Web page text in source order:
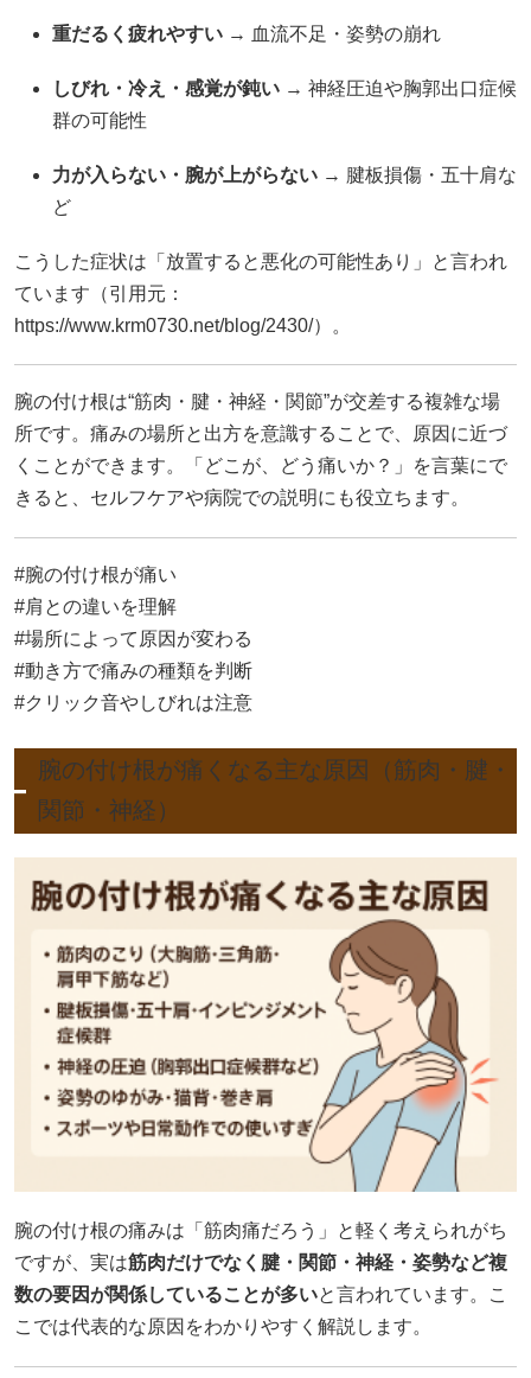
重だるく疲れやすい → 血流不足・姿勢の崩れ
しびれ・冷え・感覚が鈍い → 神経圧迫や胸郭出口症候
群の可能性
力が入らない・腕が上がらない → 腱板損傷・五十肩な
ど
こうした症状は「放置すると悪化の可能性あり」と言われ
ています（引用元：
https://www.krm0730.net/blog/2430/）。
腕の付け根は“筋肉・腱・神経・関節”が交差する複雑な場
所です。痛みの場所と出方を意識することで、原因に近づ
くことができます。「どこが、どう痛いか？」を言葉にで
きると、セルフケアや病院での説明にも役立ちます。
#腕の付け根が痛い
#肩との違いを理解
#場所によって原因が変わる
#動き方で痛みの種類を判断
#クリック音やしびれは注意
腕の付け根が痛くなる主な原因（筋肉・腱・
関節・神経）
腕の付け根の痛みは「筋肉痛だろう」と軽く考えられがち
ですが、実は筋肉だけでなく腱・関節・神経・姿勢など複
数の要因が関係していることが多いと言われています。こ
こでは代表的な原因をわかりやすく解説します。